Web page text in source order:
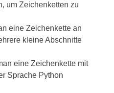
um Zeichenketten zu
eine Zeichenkette an
kleine Abschnitte
eine Zeichenkette mit
Sprache Python